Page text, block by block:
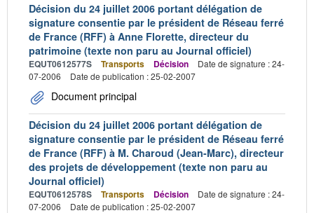
Décision du 24 juillet 2006 portant délégation de
signature consentie par le président de Réseau ferré
de France (RFF) à Anne Florette, directeur du
patrimoine (texte non paru au Journal officiel)
EQUT0612577S Transports Décision
Date de signature : 24-
07-2006
Date de publication : 25-02-2007
Document principal
Décision du 24 juillet 2006 portant délégation de
signature consentie par le président de Réseau ferré
de France (RFF) à M. Charoud (Jean-Marc), directeur
des projets de développement (texte non paru au
Journal officiel)
EQUT0612578S Transports Décision
Date de signature : 24-
07-2006
Date de publication : 25-02-2007